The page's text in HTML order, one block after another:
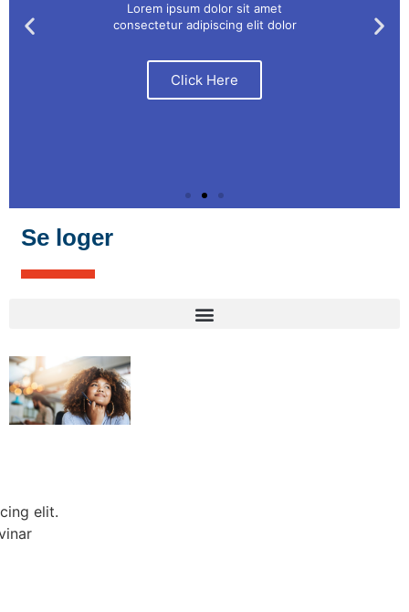
Lorem ipsum dolor sit amet
consectetur adipiscing elit dolor
Click Here
Se loger
elit.